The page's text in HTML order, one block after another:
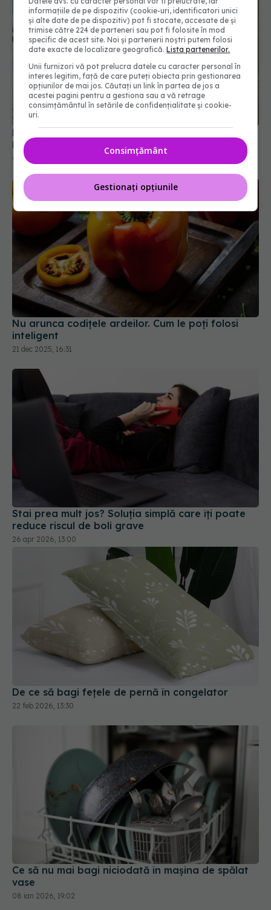
Nu mai arunca niciodată plicurile de silica gel. 9
lucruri uimitoare pe care le poți face
06 ian 2026, 19:41
Nu arunca codițele ardeilor. Cum le poți folosi
inteligent
21 dec 2025, 16:31
Stai prea mult jos? Soluția simplă care îți poate
reduce riscul de boli grave
26 apr 2026, 13:00
De ce să bagi fețele de pernă în congelator
Ce să nu mai bagi niciodată în mașina de spălat
08 ian 2026, 19:02
informațiile de pe dispozitiv (cookie-uri, identificatori unici
și alte date de pe dispozitiv) pot fi stocate, accesate de și
trimise către 224 de parteneri sau pot fi folosite în mod
specific de acest site. Noi și partenerii noștri putem folosi
date exacte de localizare geografică.Lista partenerilor.
Unii furnizori vă pot prelucra datele cu caracter personal în
interes legitim, față de care puteți obiecta prin gestionarea
opțiunilor de mai jos. Căutați un link în partea de jos a
acestei pagini pentru a gestiona sau a vă retrage
consimțământul în setările de confidențialitate și cookie-
uri.
Consimțământ
Gestionați opțiunile